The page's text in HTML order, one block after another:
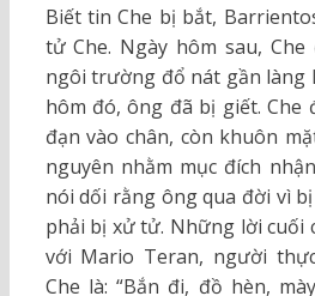
Biết tin Che bị bắt,
tử Che. Ngày hôm sau,
ngôi trường đổ nát gần làng
hôm đó, ông đã bị giết. Che
đạn vào chân, còn khuôn
nguyên nhằm mục đích
nói dối rằng ông qua đời vì
phải bị xử tử. Những lời cuối
với Mario Teran, người
Che là: “Bắn đi, đồ hèn,